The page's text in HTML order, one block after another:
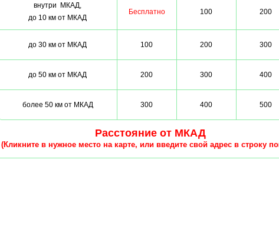
внутри МКАД,
до 10 км от МКАД
Бесплатно 100 200
до 30 км от МКАД 100 200 300
до 50 км от МКАД 200 300 400
более 50 км от МКАД 300 400 500
Расстояние от МКАД
(Кликните в нужное место на карте, или введите свой адрес в строку